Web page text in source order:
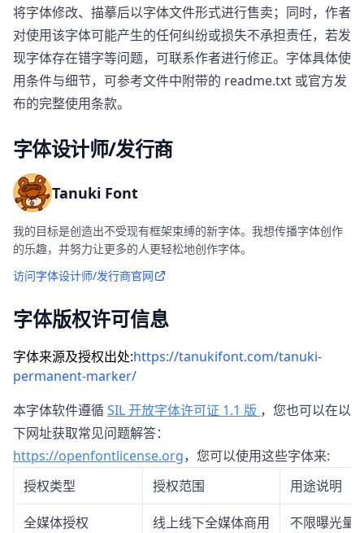
将字体修改、描摹后以字体文件形式进行售卖；同时，作者
对使用该字体可能产生的任何纠纷或损失不承担责任，若发
现字体存在错字等问题，可联系作者进行修正。字体具体使
用条件与细节，可参考文件中附带的 readme.txt 或官方发
布的完整使用条款。
字体设计师/发行商
Tanuki Font
我的目标是创造出不受现有框架束缚的新字体。我想传播字体创作
的乐趣，并努力让更多的人更轻松地创作字体。
访问字体设计师/发行商官网
字体版权许可信息
字体来源及授权出处:https://tanukifont.com/tanuki-
permanent-marker/
本字体软件遵循SIL 开放字体许可证 1.1 版 ，您也可以在以
下网址获取常见问题解答：
https://openfontlicense.org，您可以使用这些字体来:
授权类型
授权范围 用途说明
全媒体授权 线上线下全媒体商用 不限曝光量